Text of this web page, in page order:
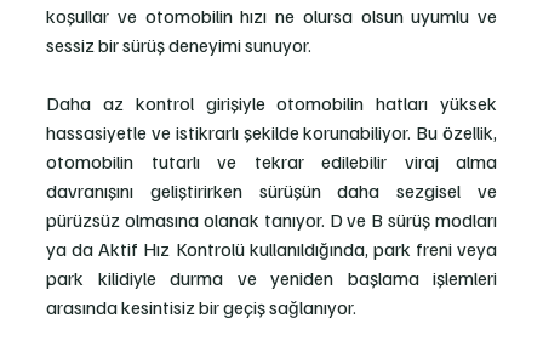
koşullar ve otomobilin hızı ne olursa olsun uyumlu ve
sessiz bir sürüş deneyimi sunuyor.
Daha az kontrol girişiyle otomobilin hatları yüksek
hassasiyetle ve istikrarlı şekilde korunabiliyor. Bu özellik,
otomobilin tutarlı ve tekrar edilebilir viraj alma
davranışını geliştirirken sürüşün daha sezgisel ve
pürüzsüz olmasına olanak tanıyor. D ve B sürüş modları
ya da Aktif Hız Kontrolü kullanıldığında, park freni veya
park kilidiyle durma ve yeniden başlama işlemleri
arasında kesintisiz bir geçiş sağlanıyor.